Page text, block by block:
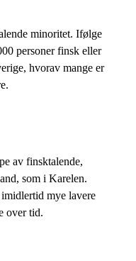
minoritet. Ifølge
personer finsk eller
hvorav mange er
av finsktalende,
som i Karelen.
mye lavere
over tid.